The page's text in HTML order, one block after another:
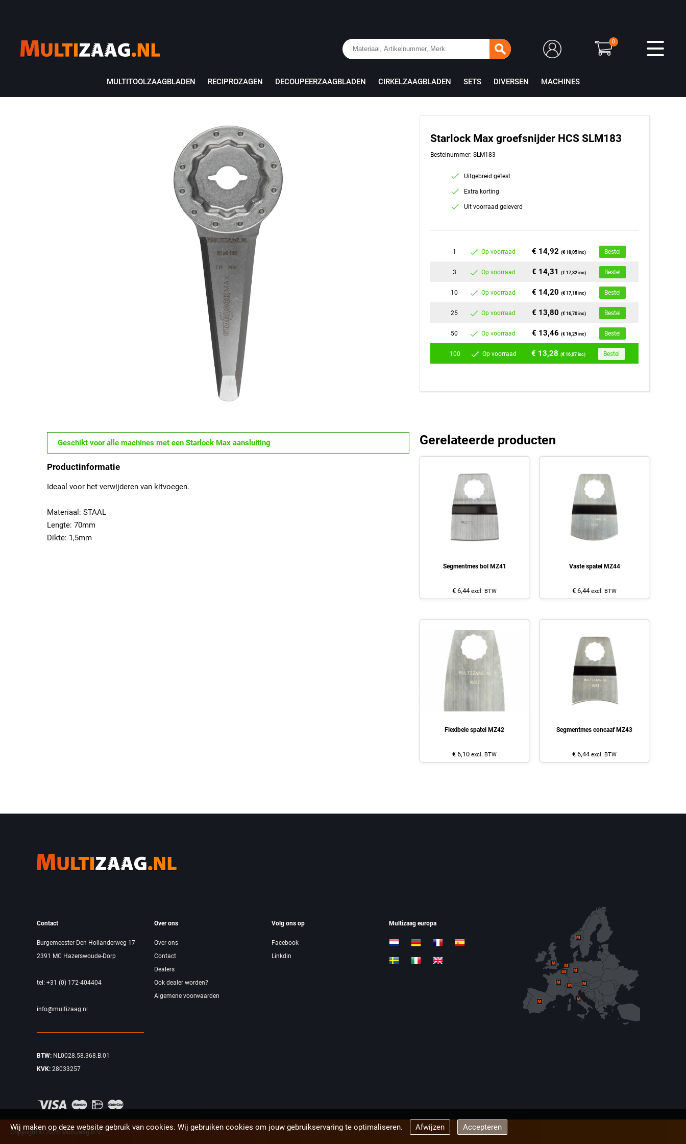
MULTITOOLZAAGBLADEN RECIPROZAGEN DECOUPEERZAAGBLADEN CIRKELZAAGBLADEN SETS DIVERSEN MACHINES
0
Starlock Max groefsnijder HCS SLM183
Bestelnummer: SLM183
Uitgebreid getest
Extra korting
Uit voorraad geleverd
1 Op voorraad € 14,92(€ 18,05 inc) Bestel
3 Op voorraad € 14,31(€ 17,32 inc) Bestel
10 Op voorraad € 14,20(€ 17,18 inc) Bestel
25 Op voorraad € 13,80(€ 16,70 inc) Bestel
50 Op voorraad € 13,46(€ 16,29 inc) Bestel
100 Op voorraad € 13,28(€ 16,07 inc) Bestel
Geschikt voor alle machines met een Starlock Max aansluiting
Productinformatie
Ideaal voor het verwijderen van kitvoegen.
Materiaal: STAAL
Lengte: 70mm
Dikte: 1,5mm
Gerelateerde producten
Segmentmes bol MZ41
€ 6,44 excl. BTW
Vaste spatel MZ44
€ 6,44 excl. BTW
Flexibele spatel MZ42
€ 6,10 excl. BTW
Segmentmes concaaf MZ43
€ 6,44 excl. BTW
Contact
Burgemeester Den Hollanderweg 17
2391 MC Hazerswoude-Dorp
tel: +31 (0) 172-404404
info@multizaag.nl
BTW: NL0028.58.368.B.01
KVK: 28033257
Over ons
Over ons
Contact
Dealers
Ook dealer worden?
Algemene voorwaarden
Volg ons op
Facebook
Linkdin
Multizaag europa
Copyright © 2026 Multizaag B.V.
Wij maken op deze website gebruik van cookies. Wij gebruiken cookies om jouw gebruikservaring te optimaliseren. Afwijzen Accepteren